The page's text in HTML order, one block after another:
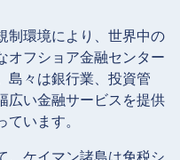
制環境により、世界中の
オフショア金融センター
島々は銀行業、投資管
広い金融サービスを提供
います。
、ケイマン諸島は免税シ